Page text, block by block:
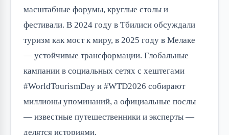
масштабные форумы, круглые столы и
фестивали. В 2024 году в Тбилиси обсуждали
туризм как мост к миру, в 2025 году в Мелаке
— устойчивые трансформации. Глобальные
кампании в социальных сетях с хештегами
#WorldTourismDay и #WTD2026 собирают
миллионы упоминаний, а официальные послы
— известные путешественники и эксперты —
делятся историями.